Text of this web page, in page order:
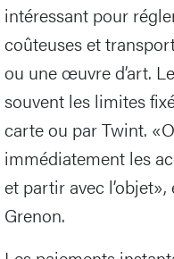
intéressant pour
coûteuses et
ou une œuvre d’art.
souvent les limites
carte ou par Twint.
immédiatement les
et partir avec
Grenon.